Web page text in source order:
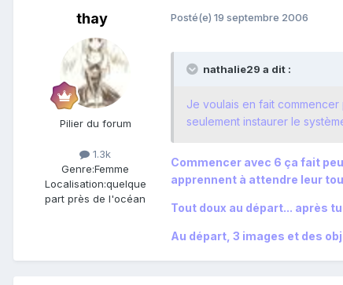
thay
Pilier du forum
1.3k
Genre:Femme
Localisation:quelque
part près de l'océan
Posté(e) 19 septembre 2006
nathalie29 a dit :
Je voulais en fait
seulement instaurer le
Commencer avec 6 ça fait
apprennent à attendre leur
Tout doux au départ... après
Au départ, 3 images et des